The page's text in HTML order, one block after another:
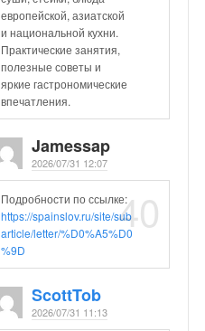
европейской, азиатской
и национальной кухни.
Практические занятия,
полезные советы и
яркие гастрономические
впечатления.
Jamessap
2026/07/31 12:07
40
Подробности по ссылке:
https://spainslov.ru/site/sub
article/letter/%D0%A5%D0
%9D
ScottTob
2026/07/31 11:13